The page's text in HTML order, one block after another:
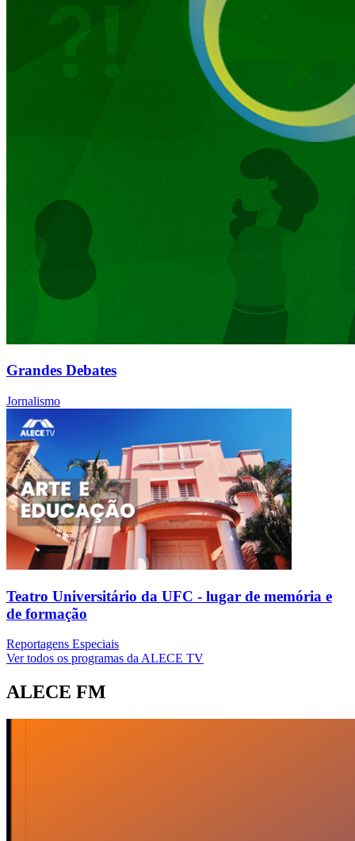
Grandes Debates
Jornalismo
Teatro Universitário da UFC - lugar de memória e
de formação
Reportagens Especiais
Ver todos os programas da ALECE TV
ALECE FM